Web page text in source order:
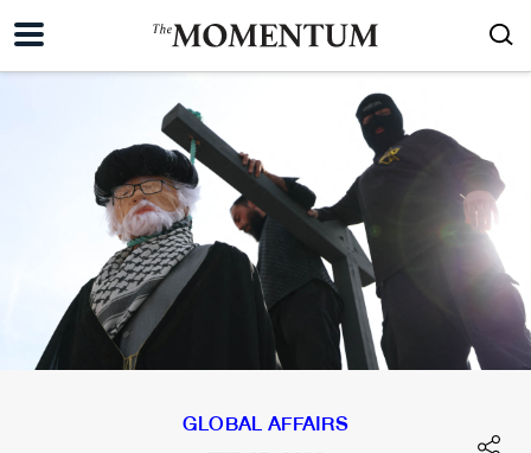
GLOBAL AFFAIRS